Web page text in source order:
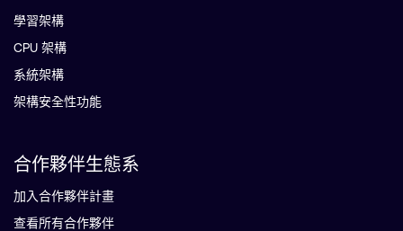
學習架構
CPU 架構
系統架構
架構安全性功能
合作夥伴生態系
加入合作夥伴計畫
查看所有合作夥伴